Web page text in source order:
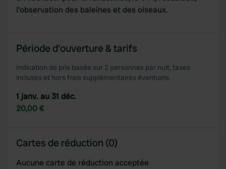
provided to them or that they’ve collected from your use
l'observation des baleines et des oiseaux.
Période d'ouverture & tarifs
Indication de prix basée sur 2 personnes par nuit, taxes
incluses et hors frais supplémentaires éventuels.
1 janv. au 31 déc.
20,00 €
Cartes de réduction (0)
Aucune carte de réduction acceptée